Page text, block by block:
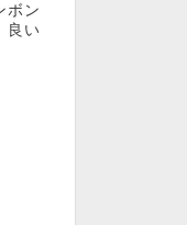
ボン
良い